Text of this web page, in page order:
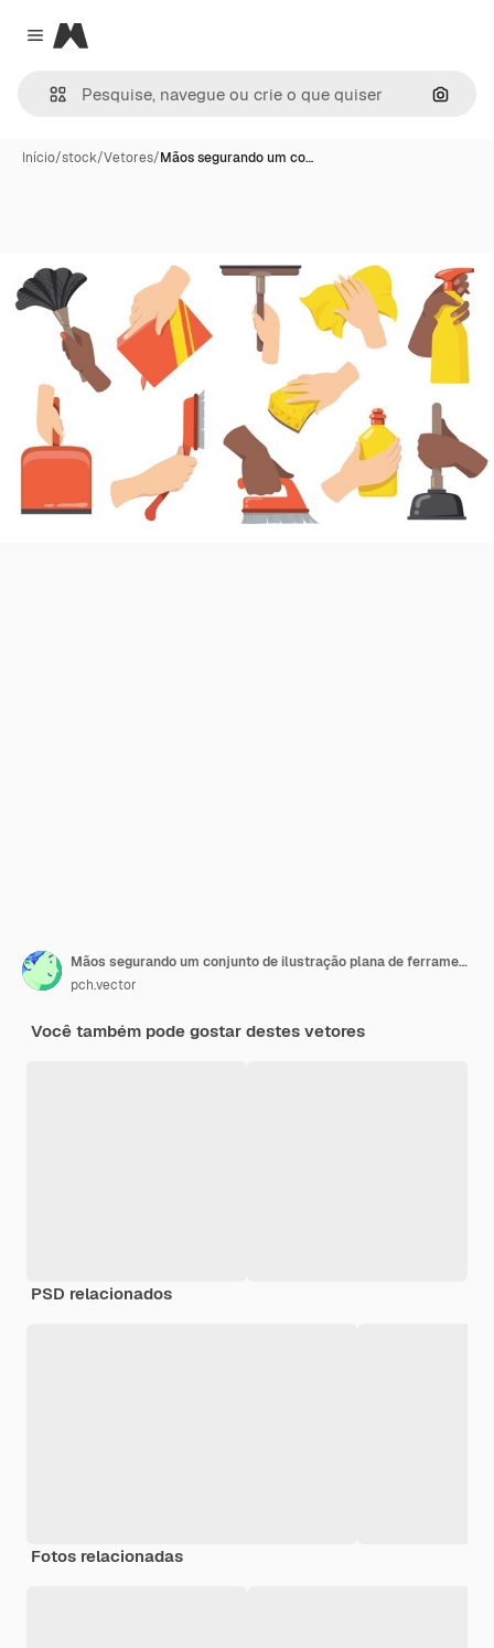
Close menu
Magnific
Início/stock/Vetores/Mãos segurando um co…
Mãos segurando um conjunto de ilustração plana de ferramentas de limpeza. Braços dos desenhos animados com vassoura, escova, colher, garrafa com limpador e coleção de ilustração vetorial isolado de pano. Manutenção doméstica e limpeza co
pch.vector
Você também pode gostar destes vetores
PSD relacionados
Fotos relacionadas